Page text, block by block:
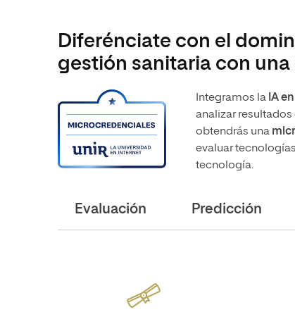
Diferénciate con el
gestión sanitaria con
Integramos la IA
analizar
obtendrás una
evaluar
tecnología.
Evaluación Predicción